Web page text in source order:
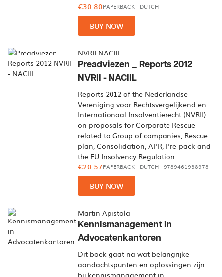
€30.80PAPERBACK- DUTCH
BUY NOW
NVRII NACIIL
Preadviezen _ Reports 2012
NVRII - NACIIL
Reports 2012 of the Nederlandse
Vereniging voor Rechtsvergelijkend en
Internationaal Insolventierecht (NVRII)
on proposals for Corporate Rescue
related to Group of companies, Rescue
plan, Consolidation, APR, Pre-pack and
the EU Insolvency Regulation.
€20.57PAPERBACK- DUTCH- 9789461938978
BUY NOW
Martin Apistola
Kennismanagement in
Advocatenkantoren
Dit boek gaat na wat belangrijke
aandachtspunten en oplossingen zijn
bij kennismanagement in